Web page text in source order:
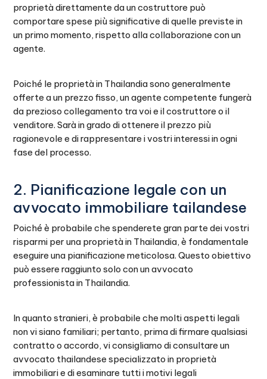
proprietà direttamente da un costruttore può
comportare spese più significative di quelle previste in
un primo momento, rispetto alla collaborazione con un
agente.
Poiché le proprietà in Thailandia sono generalmente
offerte a un prezzo fisso, un agente competente fungerà
da prezioso collegamento tra voi e il costruttore o il
venditore. Sarà in grado di ottenere il prezzo più
ragionevole e di rappresentare i vostri interessi in ogni
fase del processo.
2. Pianificazione legale con un
avvocato immobiliare tailandese
Poiché è probabile che spenderete gran parte dei vostri
risparmi per una proprietà in Thailandia, è fondamentale
eseguire una pianificazione meticolosa. Questo obiettivo
può essere raggiunto solo con un avvocato
professionista in Thailandia.
In quanto stranieri, è probabile che molti aspetti legali
non vi siano familiari; pertanto, prima di firmare qualsiasi
contratto o accordo, vi consigliamo di consultare un
avvocato thailandese specializzato in proprietà
immobiliari e di esaminare tutti i motivi legali